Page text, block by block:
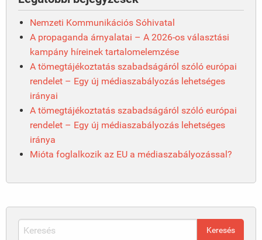
Nemzeti Kommunikációs Sóhivatal
A propaganda árnyalatai – A 2026-os választási
kampány híreinek tartalomelemzése
A tömegtájékoztatás szabadságáról szóló európai
rendelet – Egy új médiaszabályozás lehetséges
irányai
A tömegtájékoztatás szabadságáról szóló európai
rendelet – Egy új médiaszabályozás lehetséges
iránya
Mióta foglalkozik az EU a médiaszabályozással?